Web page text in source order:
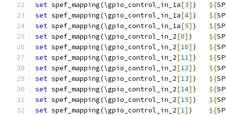
set spef_mapping(\gpio_control_in_1a[3] ) ${
set spef_mapping(\gpio_control_in_1a[4] ) ${
set spef_mapping(\gpio_control_in_1a[5] ) ${
set spef_mapping(\gpio_control_in_2[0] ) ${
set spef_mapping(\gpio_control_in_2[10] ) ${
set spef_mapping(\gpio_control_in_2[11] ) ${
set spef_mapping(\gpio_control_in_2[12] ) ${
set spef_mapping(\gpio_control_in_2[13] ) ${
set spef_mapping(\gpio_control_in_2[14] ) ${
set spef_mapping(\gpio_control_in_2[15] ) ${
set spef_mapping(\gpio_control_in_2[1] ) ${